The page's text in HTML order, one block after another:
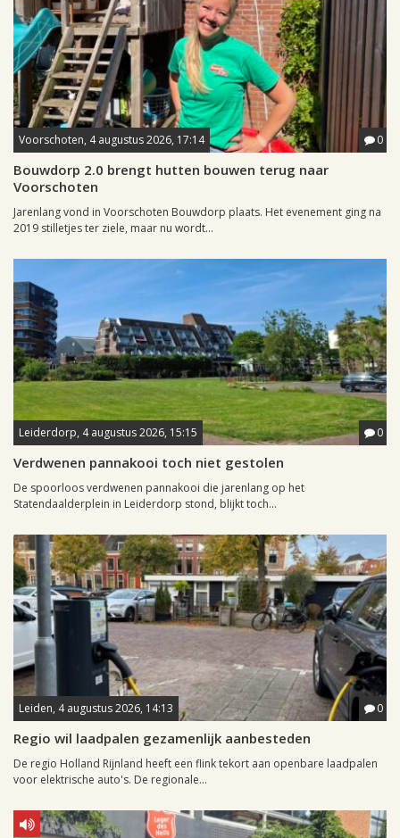
Voorschoten, 4 augustus 2026, 17:14 0
Bouwdorp 2.0 brengt hutten bouwen terug naar
Voorschoten
Jarenlang vond in Voorschoten Bouwdorp plaats. Het evenement ging na
2019 stilletjes ter ziele, maar nu wordt...
Leiderdorp, 4 augustus 2026, 15:15 0
Verdwenen pannakooi toch niet gestolen
De spoorloos verdwenen pannakooi die jarenlang op het
Statendaalderplein in Leiderdorp stond, blijkt toch...
Leiden, 4 augustus 2026, 14:13 0
Regio wil laadpalen gezamenlijk aanbesteden
De regio Holland Rijnland heeft een flink tekort aan openbare laadpalen
voor elektrische auto's. De regionale...